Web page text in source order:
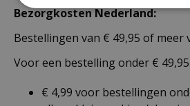
Bezorgkosten Nederland:
Bestellingen van € 49,95 of meer
Voor een bestelling onder €
€ 4,99 voor bestellingen